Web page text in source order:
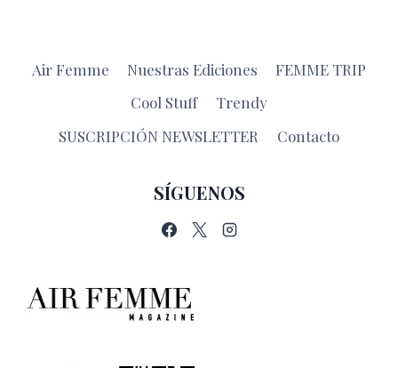
Air Femme Nuestras Ediciones
FEMME TRIP
Cool Stuff
Trendy
SUSCRIPCIÓN NEWSLETTER
Contacto
SÍGUENOS